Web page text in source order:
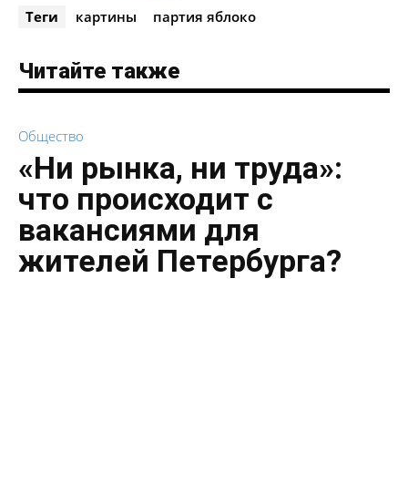
Теги картины партия яблоко
Читайте также
Общество
«Ни рынка, ни труда»:
что происходит с
вакансиями для
жителей Петербурга?